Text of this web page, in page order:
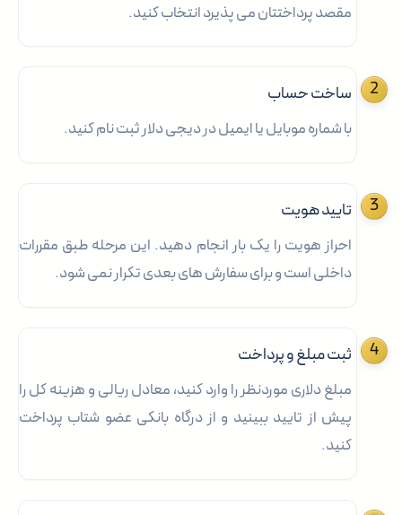
مقصد پرداختتان می پذیرد انتخاب کنید.
ساخت حساب
با شماره موبایل یا ایمیل در دیجی دلار ثبت نام کنید.
تایید هویت
احراز هویت را یک بار انجام دهید. این مرحله طبق مقررات
داخلی است و برای سفارش های بعدی تکرار نمی شود.
ثبت مبلغ و پرداخت
مبلغ دلاری موردنظر را وارد کنید، معادل ریالی و هزینه کل را
پیش از تایید ببینید و از درگاه بانکی عضو شتاب پرداخت
کنید.